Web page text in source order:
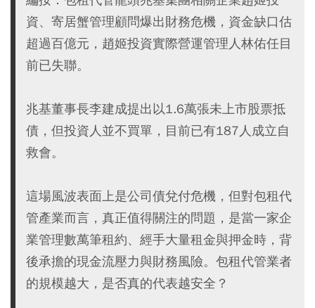
資、寄居蟹管理顧問爆出財務危機，資金缺口估
超過百億元，趙姬投資實際營運管理人林佑任目
前已失聯。
兆基董事長李建成提出以1.6萬張未上市股票抵
債，但投資人並不買單，目前已有187人成立自
救會。
這場風波表面上是公司債兌付危機，但對包租代
管產業而言，真正值得關注的問題，是當一家企
業管理數萬筆租約、經手大量租金與押金時，背
後承擔的現金流壓力與財務風險。包租代管業者
的規模越大，是否真的代表越安全？